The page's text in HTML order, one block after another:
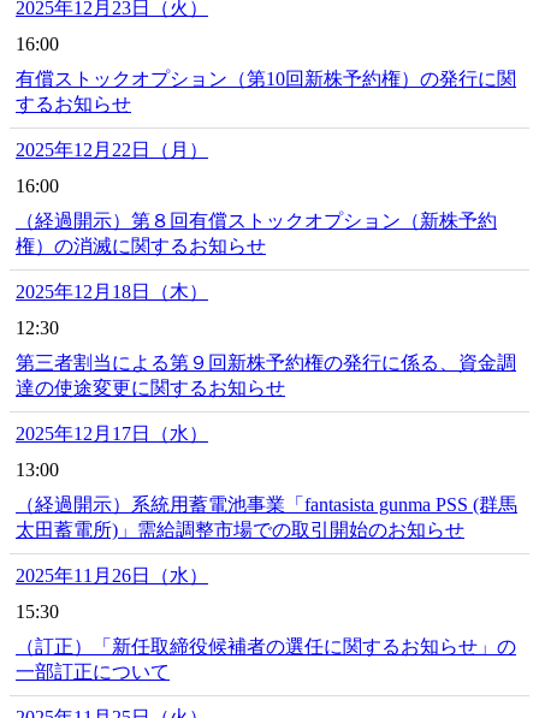
2025年12月23日（火）
16:00
有償ストックオプション（第10回新株予約権）の発行に関
するお知らせ
2025年12月22日（月）
16:00
（経過開示）第８回有償ストックオプション（新株予約
権）の消滅に関するお知らせ
2025年12月18日（木）
12:30
第三者割当による第９回新株予約権の発行に係る、資金調
達の使途変更に関するお知らせ
2025年12月17日（水）
13:00
（経過開示）系統用蓄電池事業「fantasista gunma PSS (群馬
太田蓄電所)」需給調整市場での取引開始のお知らせ
2025年11月26日（水）
15:30
（訂正）「新任取締役候補者の選任に関するお知らせ」の
一部訂正について